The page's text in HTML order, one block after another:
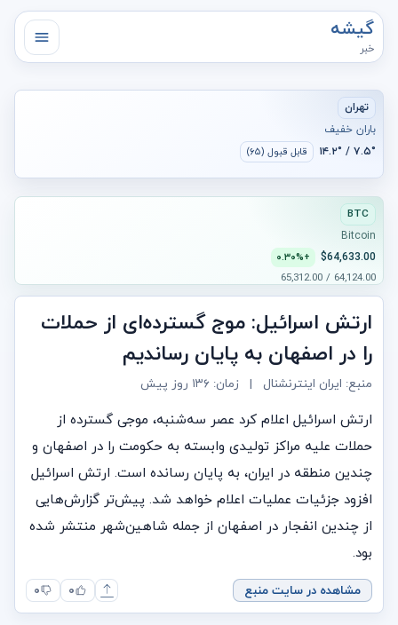
گیشه
خبر
تهران
باران خفیف
۷.۵° / ۱۴.۲° قابل قبول (۶۵)
BTC
Bitcoin
$64,633.00
+۰.۳۰%
64,124.00 / 65,312.00
ارتش اسرائیل: موج گسترده‌ای از حملات
را در اصفهان به پایان رساندیم
منبع: ایران اینترنشنال | زمان: ۱۳۶ روز پیش
ارتش اسرائیل اعلام کرد عصر سه‌شنبه، موجی گسترده از
حملات علیه مراکز تولیدی وابسته به حکومت را در اصفهان و
چندین منطقه در ایران، به پایان رسانده است. ارتش اسرائیل
افزود جزئیات عملیات اعلام خواهد شد. پیش‌تر گزارش‌هایی
از چندین انفجار در اصفهان از جمله شاهین‌شهر منتشر شده
بود.
مشاهده در سایت منبع ۰ ۰